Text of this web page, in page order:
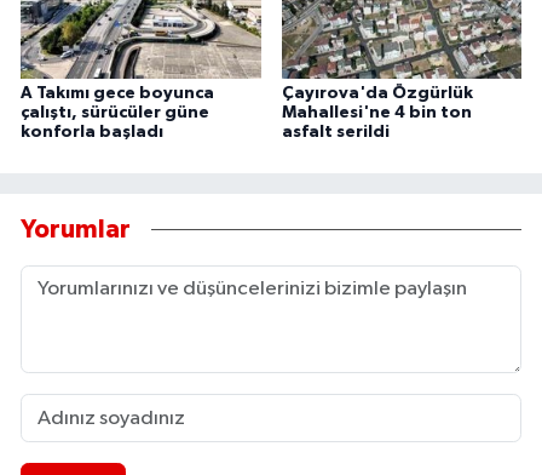
A Takımı gece boyunca
çalıştı, sürücüler güne
konforla başladı
Çayırova'da Özgürlük
Mahallesi'ne 4 bin ton
asfalt serildi
Yorumlar